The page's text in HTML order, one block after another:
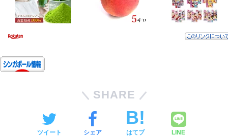
SHARE
ツイート シェア はてブ LINE